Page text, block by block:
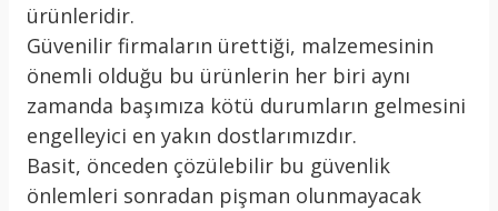
ürünleridir.
Güvenilir firmaların ürettiği, malzemesinin
önemli olduğu bu ürünlerin her biri aynı
zamanda başımıza kötü durumların gelmesini
engelleyici en yakın dostlarımızdır.
Basit, önceden çözülebilir bu güvenlik
önlemleri sonradan pişman olunmayacak